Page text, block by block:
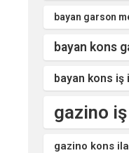
bayan garson
bayan kons
bayan kons iş
gazino
gazino kons